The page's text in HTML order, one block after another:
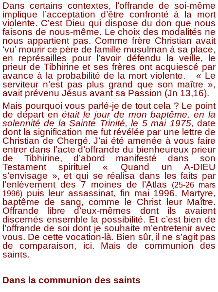
Dans certains contextes, l’offrande de soi-même
implique l’acceptation d’être confronté à la mort
violente. C’est Dieu qui dispose du don que nous
faisons de nous-même. Le choix des modalités ne
nous appartient pas. Comme frère Christian avait
‘vu’ mourir ce père de famille musulman à sa place,
en représailles pour l’avoir défendu la veille, le
prieur de Tibhirine et ses frères ont acquiescé par
avance à la probabilité de la mort violente. « Le
serviteur n’est pas plus grand que son maître »,
avait prévenu Jésus avant sa Passion (Jn 13,16).
Mais pourquoi vous parlé-je de tout cela ? Le point
de départ enétait le jour de mon baptême, en la
solennité de la Sainte Trinité, le 5 mai 1975, date
dont la signification me fut révélée par une lettre de
Christian de Chergé. J’ai été amenée à vous faire
entrer dans l’acte d’offrande du bienheureux prieur
de Tibhirine, d’abord manifesté dans son
Testament spirituel « Quand un A-DIEU
s’envisage », et qui se réalisa dans les faits par
l’enlèvement des 7 moines de l’Atlas
(25-26 mars
1996) puis leur assassinat, fin mai 1996. Martyre,
baptême de sang, comme le Christ leur Maître.
Offrande libre d’eux-mêmes dont ils avaient
discernés ensemble la possibilité. Et c’est bien de
l’offrande de soi dont je souhaite m’entretenir avec
vous. De cette vocation-là. Bien sûr, il ne s’agit pas
de comparaison, ici. Mais de communion des
saints.
Dans la communion des saints